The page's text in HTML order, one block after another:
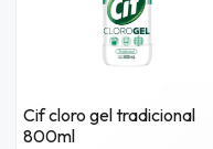
Cif cloro gel tradicional
800ml